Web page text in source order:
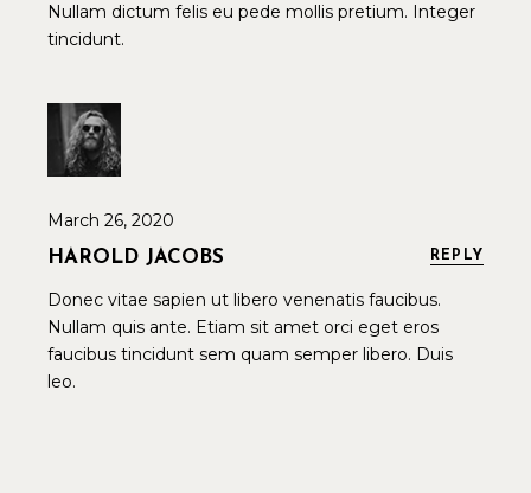
Nullam dictum felis eu pede mollis pretium. Integer
tincidunt.
REPLY
March 26, 2020
HAROLD JACOBS
Donec vitae sapien ut libero venenatis faucibus.
Nullam quis ante. Etiam sit amet orci eget eros
faucibus tincidunt sem quam semper libero. Duis
leo.